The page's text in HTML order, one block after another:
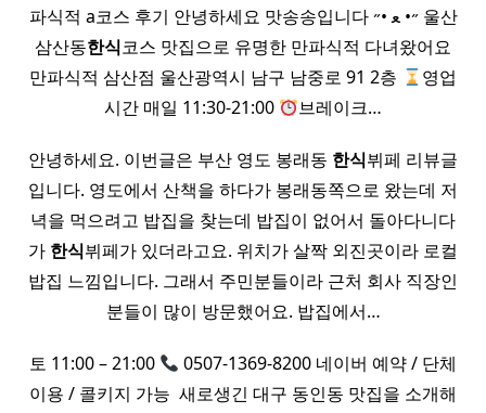
파식적 a코스 후기 안녕하세요 맛송송입니다 ˶• ﻌ •˶ 울산
삼산동한식코스 맛집으로 유명한 만파식적 다녀왔어요
만파식적 삼산점 울산광역시 남구 남중로 91 2층
영업
시간 매일 11:30-21:00
브레이크…
안녕하세요. 이번글은 부산 영도 봉래동 한식뷔페 리뷰글
입니다. 영도에서 산책을 하다가 봉래동쪽으로 왔는데 저
녁을 먹으려고 밥집을 찾는데 밥집이 없어서 돌아다니다
가 한식뷔페가 있더라고요. 위치가 살짝 외진곳이라 로컬
밥집 느낌입니다. 그래서 주민분들이라 근처 회사 직장인
분들이 많이 방문했어요. 밥집에서…
토 11:00 – 21:00
0507-1369-8200 네이버 예약 / 단체
이용 / 콜키지 가능 ​ 새로생긴 대구 동인동 맛집을 소개해